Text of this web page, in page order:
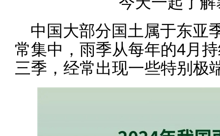
中国大部分国土属于东亚
常集中，雨季从每年的4月
三季，经常出现一些特别极